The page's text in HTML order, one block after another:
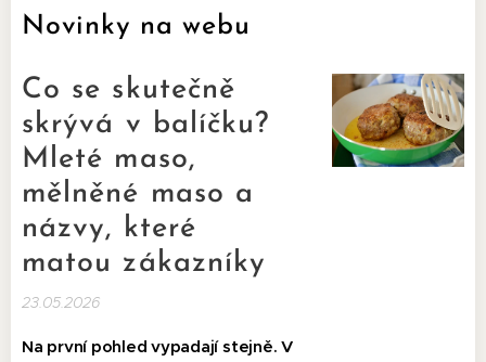
Novinky na webu
Co se skutečně
skrývá v balíčku?
Mleté maso,
mělněné maso a
názvy, které
matou zákazníky
23.05.2026
Na první pohled vypadají stejně. V